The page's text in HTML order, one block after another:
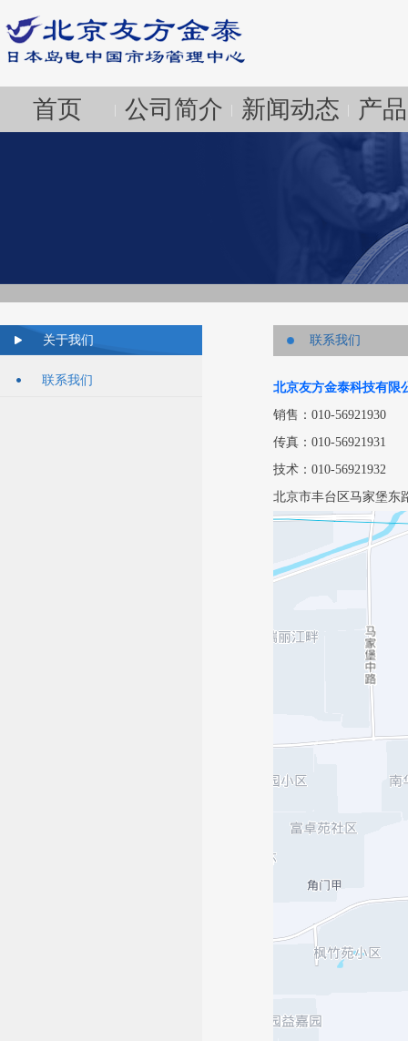
首页 | 公司简介 | 新闻动态 | 产
关于我们
联系我们
联系我们
北京友方金泰科技有限
销售：010-56921930
传真：010-56921931
技术：010-56921932
北京市丰台区马家堡东